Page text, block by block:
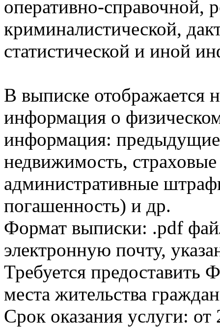
оперативно-справочной,
криминалистической,
статистической и иной
В выписке отображается
информация о
информация:
недвижимость,
административные
погашенность) и др.
Формат выписки: .pdf
электронную почту,
Требуется
места жительства
Срок оказания услуги: от